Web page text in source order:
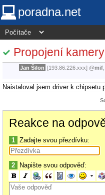
poradna.net
Propojení
Jan Šilon [193.86.226.xxx] @mif
Naistaloval jsem driver k chipsetu
Reakce na
1 Zadajte svou přezdívku:
2 Napište svou odpověď: